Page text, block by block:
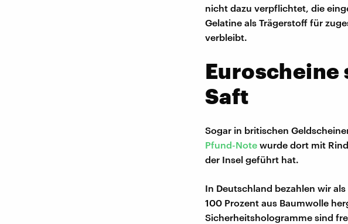
nicht dazu verpflichtet, die
Gelatine als Trägerstoff für
verbleibt.
Euroscheine
Saft
Sogar in britischen
Pfund-Note wurde dort mit
der Insel geführt hat.
In Deutschland bezahlen wir
100 Prozent aus Baumwolle
Sicherheitshologramme sind